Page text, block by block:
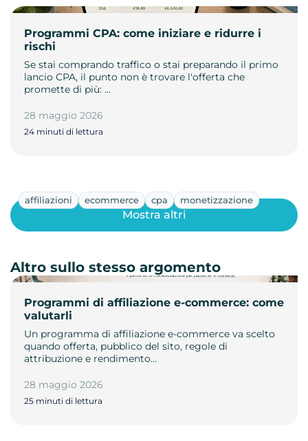
Programmi CPA: come iniziare e ridurre i
rischi
Se stai comprando traffico o stai preparando il primo
lancio CPA, il punto non è trovare l'offerta che
promette di più: …
28 maggio 2026
24 minuti di lettura
affiliazioni ecommerce cpa monetizzazione
Programmi di affiliazione e-commerce: come
valutarli
Un programma di affiliazione e-commerce va scelto
quando offerta, pubblico del sito, regole di
attribuzione e rendimento…
28 maggio 2026
25 minuti di lettura
Mostra altri
Altro sullo stesso argomento